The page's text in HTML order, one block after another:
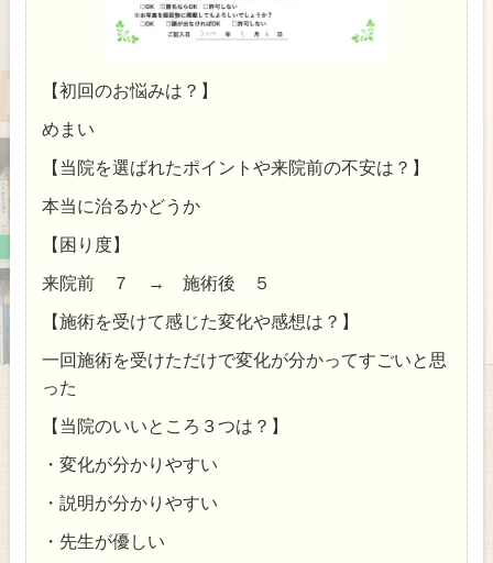
【初回のお悩みは？】
めまい
【当院を選ばれたポイントや来院前の不安は？】
本当に治るかどうか
【困り度】
来院前 ７ → 施術後 ５
【施術を受けて感じた変化や感想は？】
一回施術を受けただけで変化が分かってすごいと思
った
【当院のいいところ３つは？】
・変化が分かりやすい
・説明が分かりやすい
・先生が優しい